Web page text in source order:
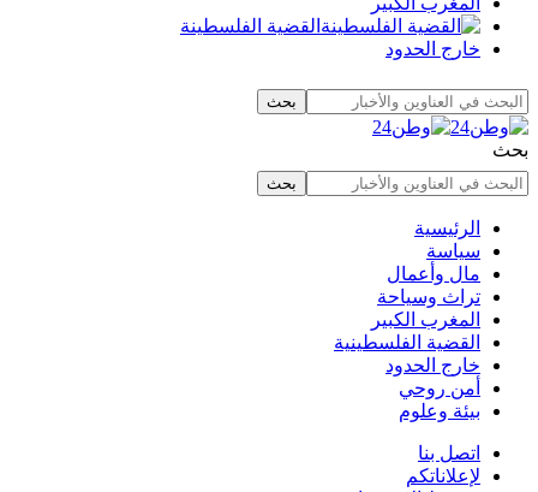
القضية الفلسطينة
خارج الحدود
بحث
الرئيسية
سياسة
مال وأعمال
تراث وسياحة
المغرب الكبير
القضية الفلسطينية
خارج الحدود
أمن روحي
بيئة وعلوم
اتصل بنا
لإعلاناتكم